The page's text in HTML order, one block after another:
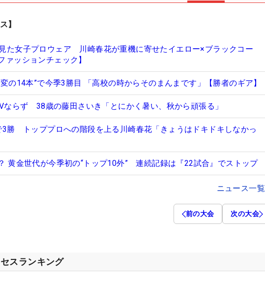
】
た女子プロウェア 川崎春花が重機に寄せたイエロー×ブラックコー
ッションチェック】
の14本”で今季3勝目 「高校の時からそのまんまです」【勝者のギア】
ならず 38歳の藤田さいき「とにかく暑い、秋から頑張る」
3勝 トッププロへの階段を上る川崎春花「きょうはドキドキしなかっ
黄金世代が今季初の“トップ10外” 連続記録は『22試合』でストップ
ニュース一覧
前の大会 次の大会
スランキング